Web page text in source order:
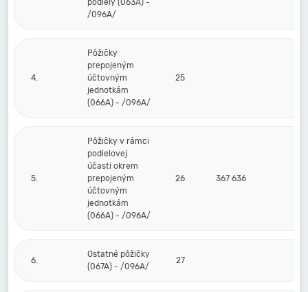
podiely (063A) -
/096A/
4.
Pôžičky
prepojeným
účtovným
jednotkám
(066A) - /096A/
25
5.
Pôžičky v rámci
podielovej
účasti okrem
prepojeným
účtovným
jednotkám
(066A) - /096A/
26 367 636
6.
Ostatné pôžičky
(067A) - /096A/
27